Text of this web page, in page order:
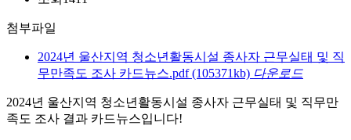
첨부파일
2024년 울산지역 청소년활동시설 종사자 근무실태 및 직
무만족도 조사 카드뉴스.pdf (105371kb) 다운로드
2024년 울산지역 청소년활동시설 종사자 근무실태 및 직무만
족도 조사 결과 카드뉴스입니다!